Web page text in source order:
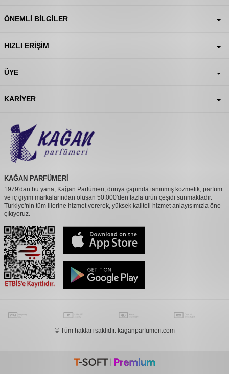
ÖNEMLI BILGILER
HIZLI ERIŞIM
ÜYE
KARIYER
KAĞAN PARFÜMERİ
1979'dan bu yana, Kağan Parfümeri, dünya çapında tanınmış kozmetik, parfüm
ve iç giyim markalarından oluşan 50.000'den fazla ürün çeşidi sunmaktadır.
Türkiye'nin tüm illerine hizmet vererek, yüksek kaliteli hizmet anlayışımızla öne
çıkıyoruz.
© Tüm hakları saklıdır. kaganparfumeri.com